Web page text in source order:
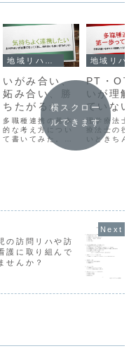
いがみ合い、
妬み合い、勝
ちたがるから
連携は崩壊す
るんですよ
多職種連携の基本
的な考え方につい
て書いてみた。グ
レーな部分は協力
PT・OT
いが理解
ていない
多事業所
のあり方
腔・栄養
理学療法士
療法士の役
いときちん
できるセラ
横スクロー
ルできます
の訪問リハや訪
護に取り組んで
せんか？